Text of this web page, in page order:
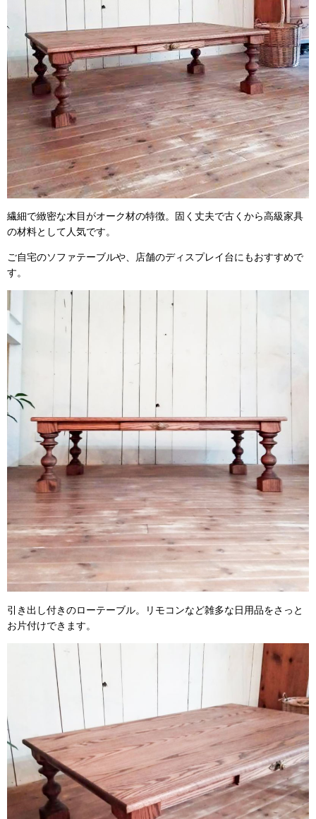
繊細で緻密な木目がオーク材の特徴。固く丈夫で古くから高級家具
の材料として人気です。
ご自宅のソファテーブルや、店舗のディスプレイ台にもおすすめで
す。
引き出し付きのローテーブル。リモコンなど雑多な日用品をさっと
お片付けできます。